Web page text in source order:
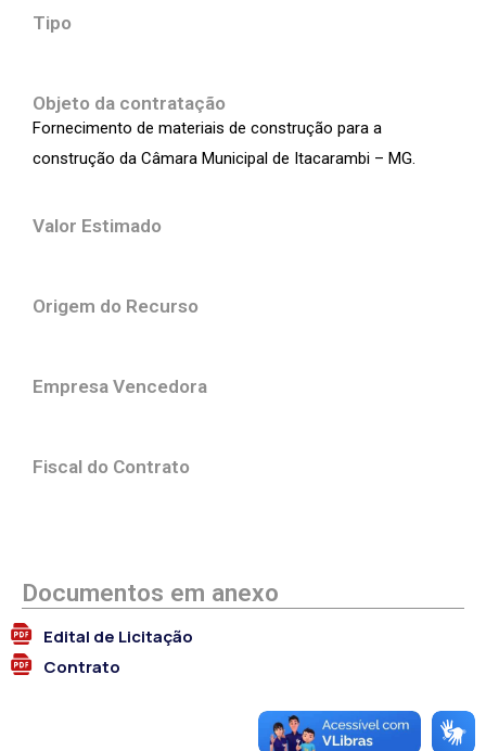
Tipo
Objeto da contratação
Fornecimento de materiais de construção para a
construção da Câmara Municipal de Itacarambi – MG.
Valor Estimado
Origem do Recurso
Empresa Vencedora
Fiscal do Contrato
Documentos em anexo
Edital de Licitação
Contrato